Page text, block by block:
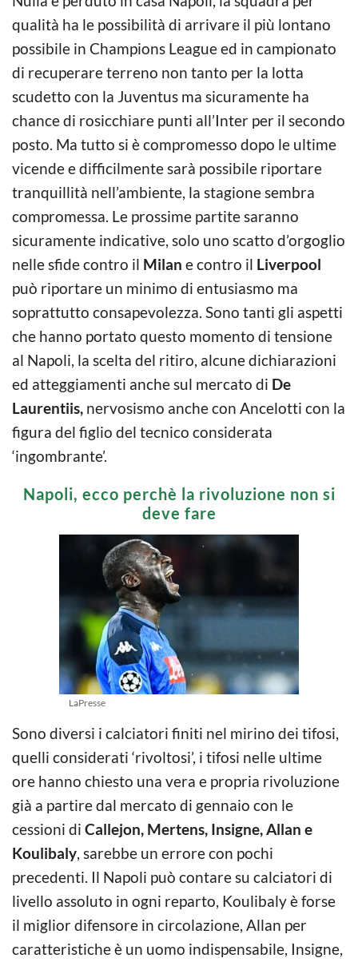
qualità ha le possibilità di arrivare il più lontano
possibile in Champions League ed in campionato
di recuperare terreno non tanto per la lotta
scudetto con la Juventus ma sicuramente ha
chance di rosicchiare punti all’Inter per il secondo
posto. Ma tutto si è compromesso dopo le ultime
vicende e difficilmente sarà possibile riportare
tranquillità nell’ambiente, la stagione sembra
compromessa. Le prossime partite saranno
sicuramente indicative, solo uno scatto d’orgoglio
nelle sfide contro il Milan e contro il Liverpool
può riportare un minimo di entusiasmo ma
soprattutto consapevolezza. Sono tanti gli aspetti
che hanno portato questo momento di tensione
al Napoli, la scelta del ritiro, alcune dichiarazioni
ed atteggiamenti anche sul mercato di De
Laurentiis, nervosismo anche con Ancelotti con la
figura del figlio del tecnico considerata
‘ingombrante’.
Napoli, ecco perchè la rivoluzione non si
deve fare
LaPresse
Sono diversi i calciatori finiti nel mirino dei tifosi,
quelli considerati ‘rivoltosi’, i tifosi nelle ultime
ore hanno chiesto una vera e propria rivoluzione
già a partire dal mercato di gennaio con le
cessioni di Callejon, Mertens, Insigne, Allan e
Koulibaly, sarebbe un errore con pochi
precedenti. Il Napoli può contare su calciatori di
livello assoluto in ogni reparto, Koulibaly è forse
il miglior difensore in circolazione, Allan per
caratteristiche è un uomo indispensabile, Insigne,